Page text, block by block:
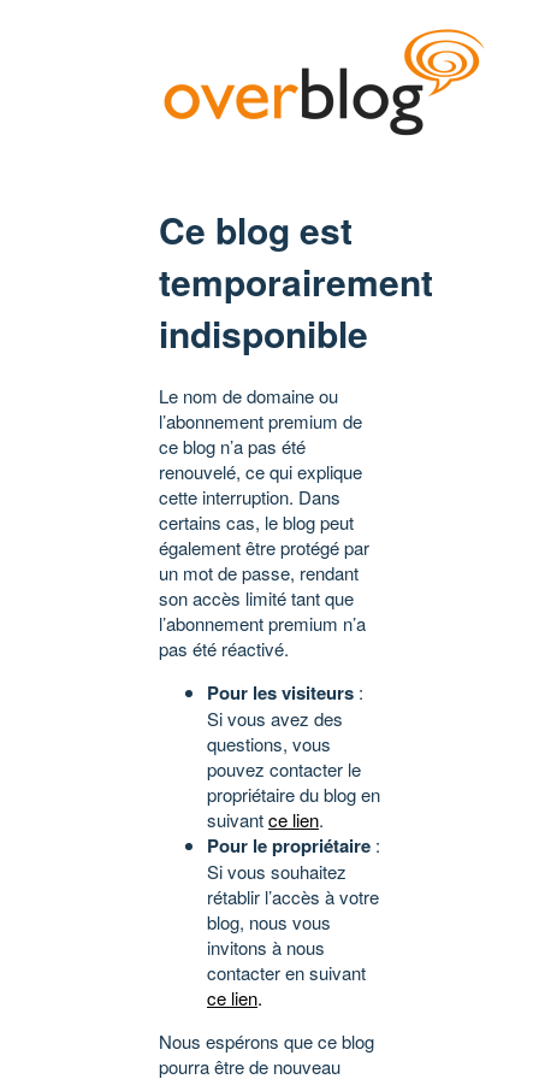
Ce blog est
temporairement
indisponible
Le nom de domaine ou
l’abonnement premium de
ce blog n’a pas été
renouvelé, ce qui explique
cette interruption. Dans
certains cas, le blog peut
également être protégé par
un mot de passe, rendant
son accès limité tant que
l’abonnement premium n’a
pas été réactivé.
Pour les visiteurs :
Si vous avez des
questions, vous
pouvez contacter le
propriétaire du blog en
suivantce lien.
Pour le propriétaire :
Si vous souhaitez
rétablir l’accès à votre
blog, nous vous
invitons à nous
contacter en suivant
ce lien.
Nous espérons que ce blog
pourra être de nouveau